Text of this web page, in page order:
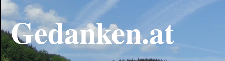
Gedanken.at